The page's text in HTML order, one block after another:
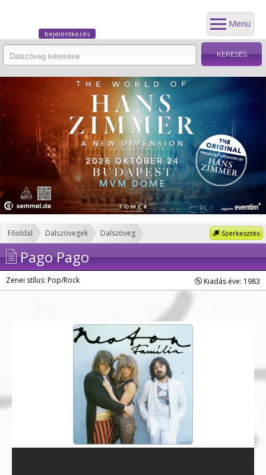
Menü
bejelentkezés
Szerkesztés
Főoldal Dalszövegek Dalszöveg
Pago Pago
Zenei stílus: Pop/Rock Kiadás éve: 1983